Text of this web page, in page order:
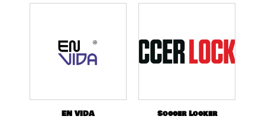
EN VIDA Soccer Locker